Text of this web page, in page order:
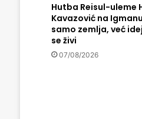
d
a
s
l
a
Hutba Reisul-uleme
Kavazović na
samo zemlja, već
se živi
07/08/2026